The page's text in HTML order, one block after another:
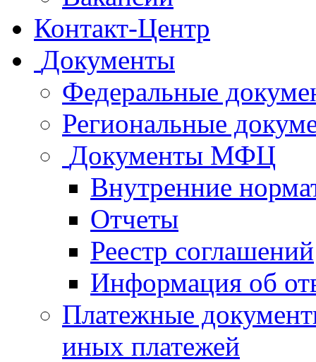
Контакт-Центр
Документы
Федеральные
Региональные
Документы МФЦ
Внутренние
Отчеты
Реестр соглашений
Информация об
Платежные
иных платежей